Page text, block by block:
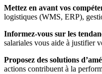
Mettez en avant vos
logistiques (WMS, ERP),
Informez-vous sur les
salariales vous aide à justifier
Proposez des solutions
actions contribuent à la